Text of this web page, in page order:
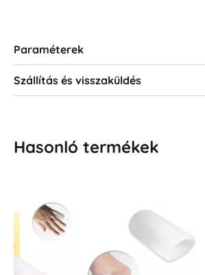
Paraméterek
Szállítás és visszaküldés
Hasonló termékek